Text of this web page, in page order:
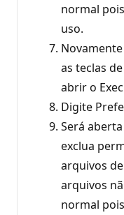
normal
uso.
as teclas
abrir o
Digite
Será
exclua
arquivos
arquivos
normal